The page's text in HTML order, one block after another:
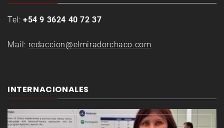
Tel: +54 9 3624 40 72 37
Mail: redaccion@elmiradorchaco.com
INTERNACIONALES